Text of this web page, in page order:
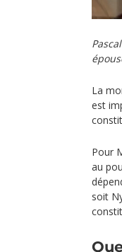
La
est
Pour
au
soit